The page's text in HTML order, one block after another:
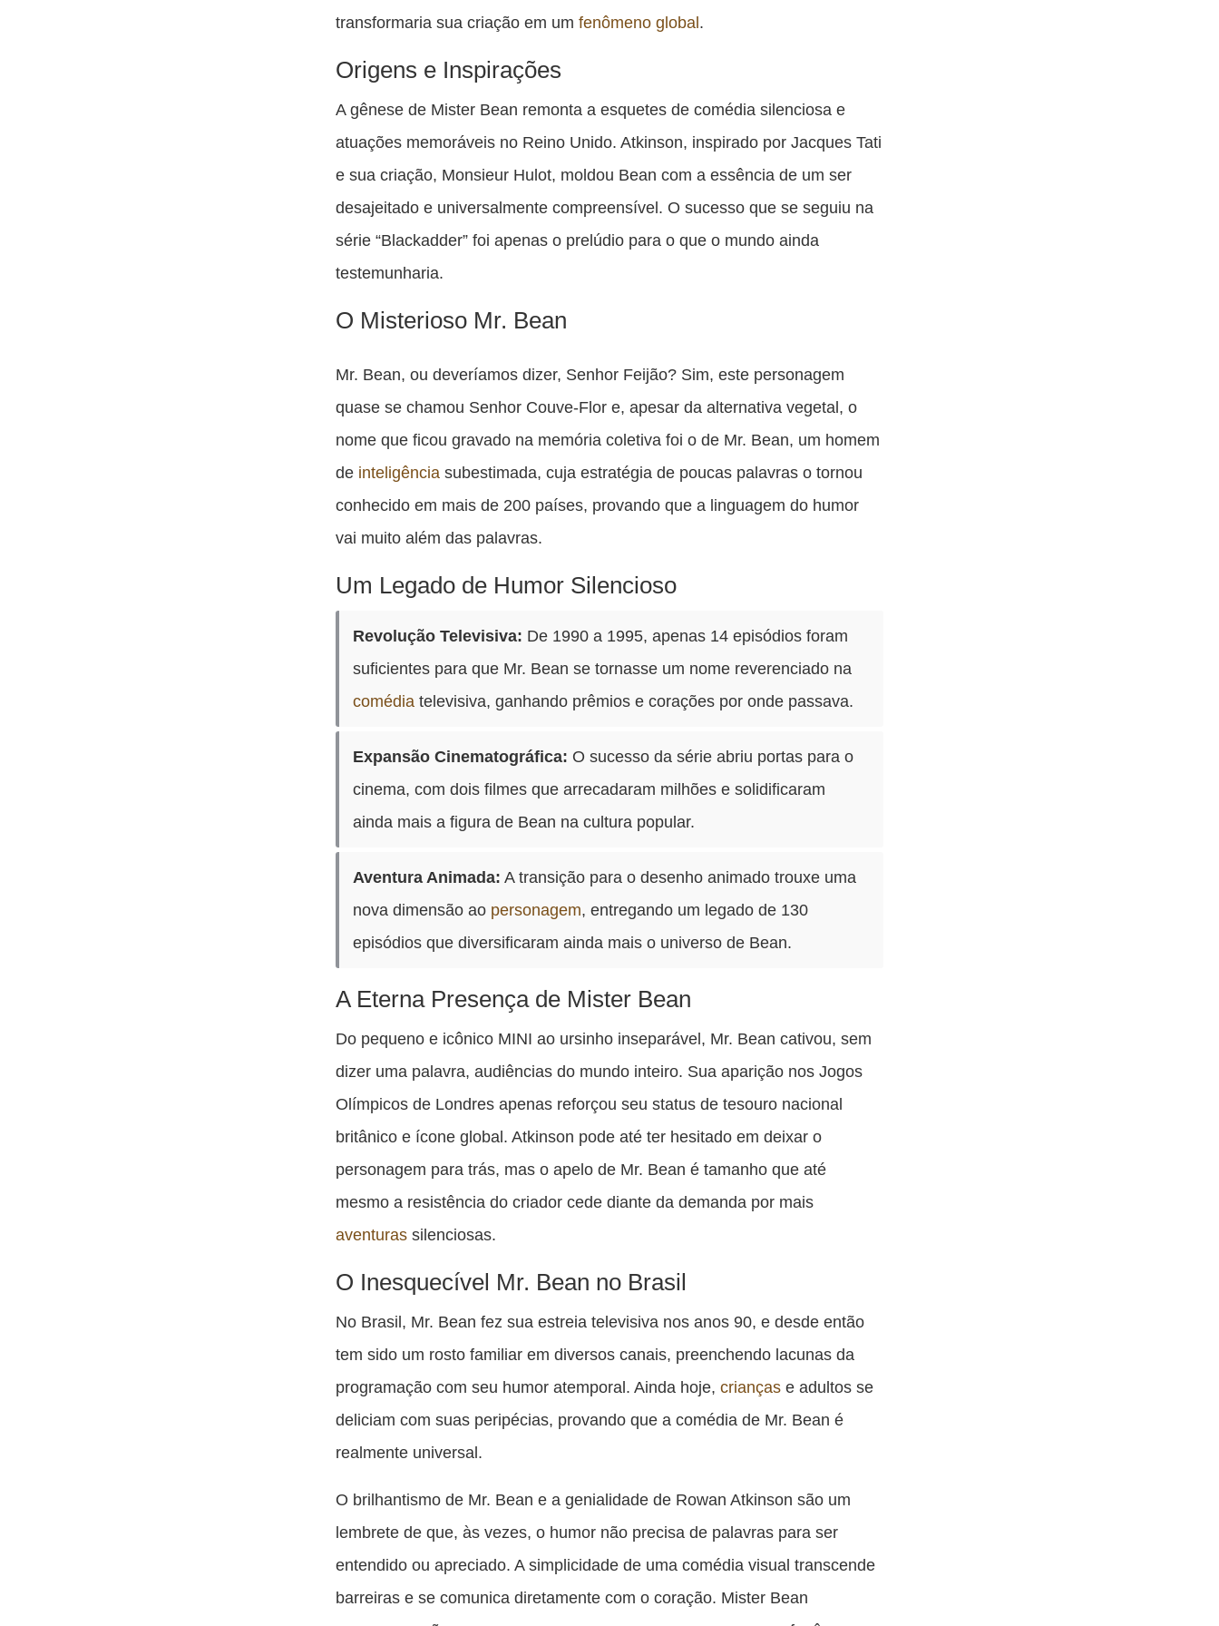
transformaria sua criação em umfenômeno global.
Origens e Inspirações
A gênese de Mister Bean remonta a esquetes de comédia silenciosa e
atuações memoráveis no Reino Unido. Atkinson, inspirado por Jacques Tati
e sua criação, Monsieur Hulot, moldou Bean com a essência de um ser
desajeitado e universalmente compreensível. O sucesso que se seguiu na
série “Blackadder” foi apenas o prelúdio para o que o mundo ainda
testemunharia.
O Misterioso Mr. Bean
Mr. Bean, ou deveríamos dizer, Senhor Feijão? Sim, este personagem
quase se chamou Senhor Couve-Flor e, apesar da alternativa vegetal, o
nome que ficou gravado na memória coletiva foi o de Mr. Bean, um homem
de inteligência subestimada, cuja estratégia de poucas palavras o tornou
conhecido em mais de 200 países, provando que a linguagem do humor
vai muito além das palavras.
Um Legado de Humor Silencioso
Revolução Televisiva: De 1990 a 1995, apenas 14 episódios foram
suficientes para que Mr. Bean se tornasse um nome reverenciado na
comédia televisiva, ganhando prêmios e corações por onde passava.
Expansão Cinematográfica: O sucesso da série abriu portas para o
cinema, com dois filmes que arrecadaram milhões e solidificaram
ainda mais a figura de Bean na cultura popular.
Aventura Animada: A transição para o desenho animado trouxe uma
nova dimensão ao personagem, entregando um legado de 130
episódios que diversificaram ainda mais o universo de Bean.
A Eterna Presença de Mister Bean
Do pequeno e icônico MINI ao ursinho inseparável, Mr. Bean cativou, sem
dizer uma palavra, audiências do mundo inteiro. Sua aparição nos Jogos
Olímpicos de Londres apenas reforçou seu status de tesouro nacional
britânico e ícone global. Atkinson pode até ter hesitado em deixar o
personagem para trás, mas o apelo de Mr. Bean é tamanho que até
mesmo a resistência do criador cede diante da demanda por mais
aventuras silenciosas.
O Inesquecível Mr. Bean no Brasil
No Brasil, Mr. Bean fez sua estreia televisiva nos anos 90, e desde então
tem sido um rosto familiar em diversos canais, preenchendo lacunas da
programação com seu humor atemporal. Ainda hoje,crianças e adultos se
deliciam com suas peripécias, provando que a comédia de Mr. Bean é
realmente universal.
O brilhantismo de Mr. Bean e a genialidade de Rowan Atkinson são um
lembrete de que, às vezes, o humor não precisa de palavras para ser
entendido ou apreciado. A simplicidade de uma comédia visual transcende
barreiras e se comunica diretamente com o coração. Mister Bean